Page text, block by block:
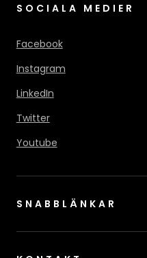
SOCIALA MEDIER
Facebook
Instagram
LinkedIn
Twitter
Youtube
SNABBLÄNKAR